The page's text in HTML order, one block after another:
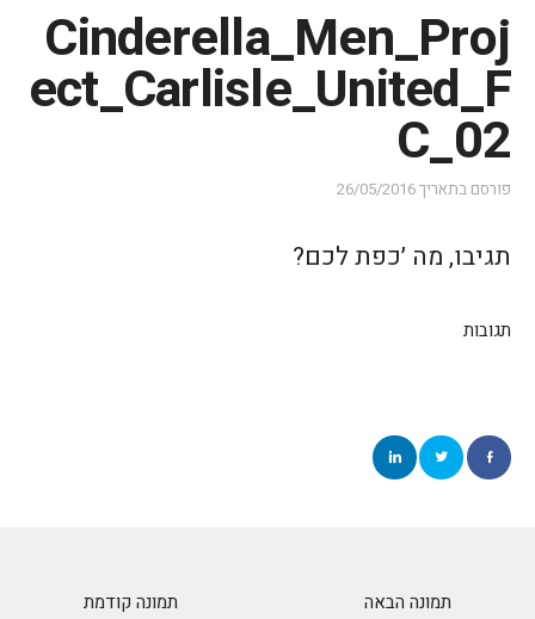
Cinderella_Men_Proj
ect_Carlisle_United_F
C_02
פורסם בתאריך26/05/2016
תגיבו, מה ׳כפת לכם?
תגובות
תמונה קודמת תמונה הבאה